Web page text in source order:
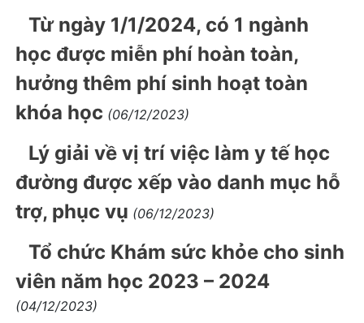
Từ ngày 1/1/2024, có 1 ngành
học được miễn phí hoàn toàn,
hưởng thêm phí sinh hoạt toàn
khóa học (06/12/2023)
Lý giải về vị trí việc làm y tế học
đường được xếp vào danh mục hỗ
trợ, phục vụ (06/12/2023)
Tổ chức Khám sức khỏe cho sinh
viên năm học 2023 – 2024
(04/12/2023)